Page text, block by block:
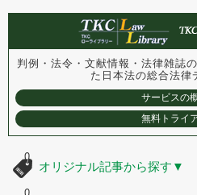
判例・法令・文献情報・法律雑誌
た 日本法の総合法律
サービスの
無料トライ
オリジナル記事から探す ▼